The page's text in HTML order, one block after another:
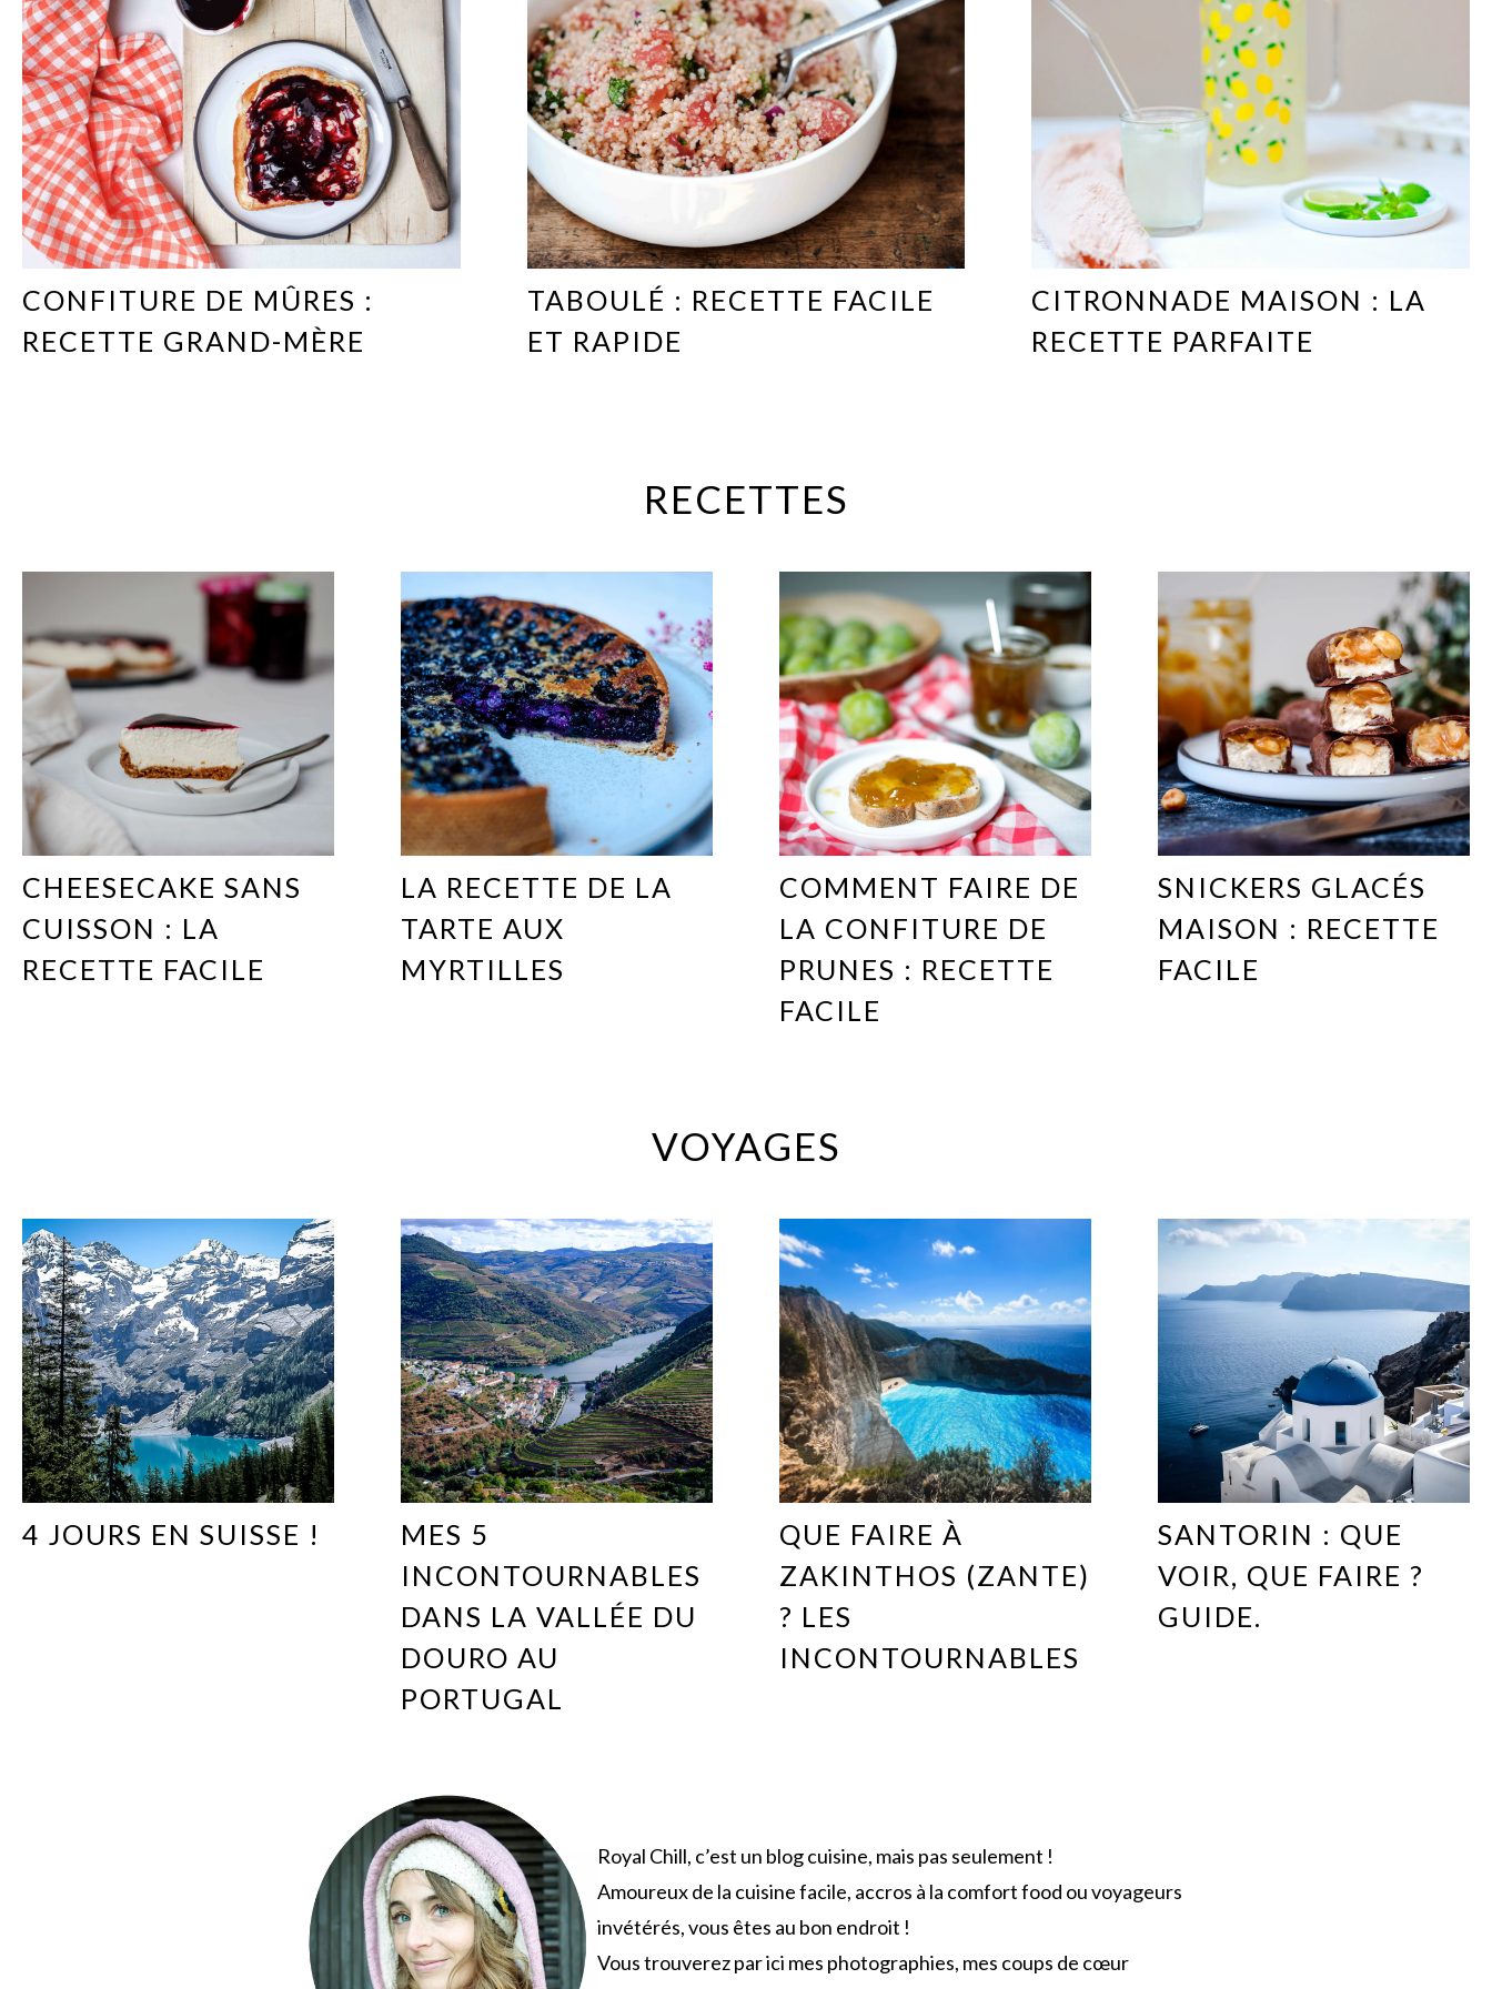
CONFITURE DE MÛRES :
RECETTE GRAND-MÈRE
TABOULÉ : RECETTE FACILE
ET RAPIDE
CITRONNADE MAISON : LA
RECETTE PARFAITE
RECETTES
CHEESECAKE SANS
CUISSON : LA
RECETTE FACILE
LA RECETTE DE LA
TARTE AUX
MYRTILLES
COMMENT FAIRE DE
LA CONFITURE DE
PRUNES : RECETTE
FACILE
SNICKERS GLACÉS
MAISON : RECETTE
FACILE
VOYAGES
4 JOURS EN SUISSE !
MES 5
INCONTOURNABLES
DANS LA VALLÉE DU
DOURO AU
PORTUGAL
QUE FAIRE À
ZAKINTHOS (ZANTE)
? LES
INCONTOURNABLES
SANTORIN : QUE
VOIR, QUE FAIRE ?
GUIDE.
Royal Chill, c’est un blog cuisine, mais pas seulement !
Amoureux de la cuisine facile, accros à la comfort food ou voyageurs
invétérés, vous êtes au bon endroit !
Vous trouverez par ici mes photographies, mes coups de cœur